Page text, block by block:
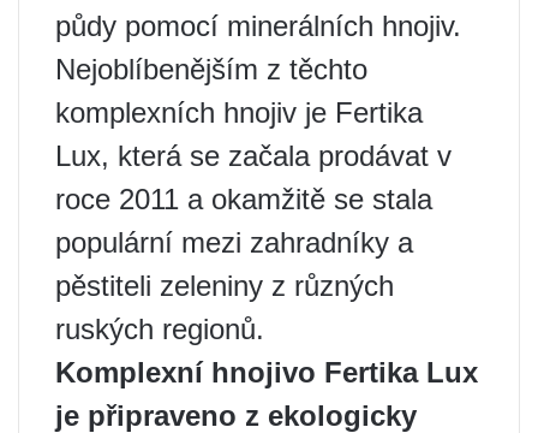
půdy pomocí minerálních hnojiv.
Nejoblíbenějším z těchto
komplexních hnojiv je Fertika
Lux, která se začala prodávat v
roce 2011 a okamžitě se stala
populární mezi zahradníky a
pěstiteli zeleniny z různých
ruských regionů.
Komplexní hnojivo Fertika Lux
je připraveno z ekologicky